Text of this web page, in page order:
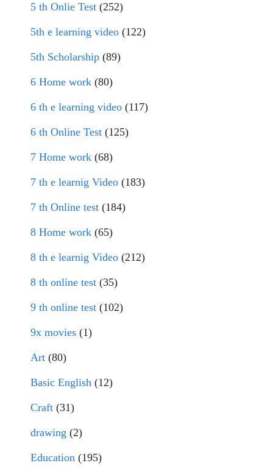
5 th Onlie Test (252)
5th e learning video (122)
5th Scholarship (89)
6 Home work (80)
6 th e learning video (117)
6 th Online Test (125)
7 Home work (68)
7 th e learnig Video (183)
7 th Online test (184)
8 Home work (65)
8 th e learnig Video (212)
8 th online test (35)
9 th online test (102)
9x movies (1)
Art (80)
Basic English (12)
Craft (31)
drawing (2)
Education (195)